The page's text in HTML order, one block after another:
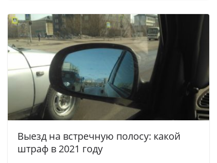
Выезд на встречную полосу: какой
штраф в 2021 году